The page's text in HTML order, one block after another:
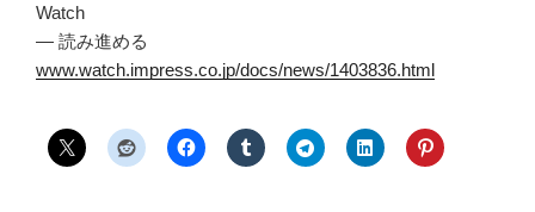
Watch
— 読み進める
www.watch.impress.co.jp/docs/news/1403836.html